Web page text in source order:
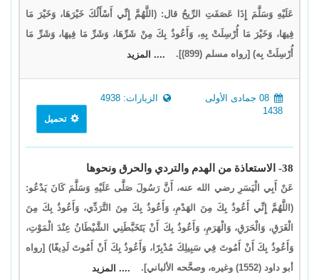
عَلَيْهِ وَسَلَّمَ إِذَا عَصَفَتِ الرِّيحُ قال: (اللَّهُمَّ إِنِّي أَسْأَلُكَ خَيْرَهَا، وَخَيْرَ مَا
فِيهَا، وَخَيْرَ مَا أُرْسِلَتْ بِهِ، وَأَعُوذُ بِكَ مِنْ شَرِّهَا، وَشَرِّ مَا فِيهَا، وَشَرِّ مَا
أُرْسِلَتْ بِه) [رواه مسلم (899)].
.... المزيد
08 جمادى الأولى
1438
الزيارات: 4938
تحميل
38- الاستعاذة من الهدم والتردي والحرق ونحوها
عَنْ أَبِي الْيَسَرِ رضي الله عنه، أَنَّ رَسُولَ صَلَّى عَلَيْهِ وَسَلَّمَ كَانَ يَدْعُو:
(اللَّهُمَّ إِنِّي أَعُوذُ بِكَ مِنَ الهَدْمِ، وَأَعُوذُ بِكَ مِنَ التَّرَدِّي، وَأَعُوذُ بِكَ مِنَ
الْغَرَقِ، وَالْحَرَقِ، وَالْهَرَمِ، وَأَعُوذُ بِكَ أَنْ يَتَخَبَّطَنِي الشَّيْطَانُ عِنْدَ الْمَوْتِ،
وَأَعُوذُ بِكَ أَنْ أَمُوتَ فِي سَبِيلِكَ مُدْبِرًا، وَأَعُوذُ بِكَ أَنْ أَمُوتَ لَدِيغًا) [رواه
أبو داود (1552) وغيره، وصحَّحه الألباني].
.... المزيد